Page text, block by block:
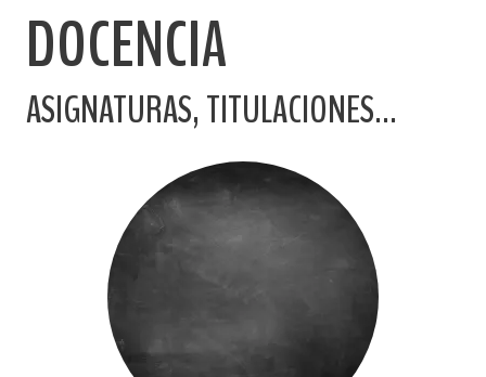
DOCENCIA
ASIGNATURAS, TITULACIONES...